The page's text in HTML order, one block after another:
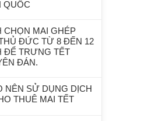
QUỐC
CHỌN MAI GHÉP
ĐỨC TỪ 8 ĐẾN 12
ĐỂ TRƯNG TẾT
ĐÁN.
NÊN SỬ DỤNG DỊCH
THUÊ MAI TẾT